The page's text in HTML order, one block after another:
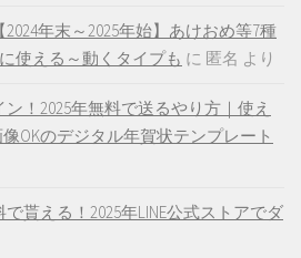
年末～2025年始】あけおめ等7種
使える～動くタイプも に 匿名 より
！2025年無料で送るやり方｜使え
OKのデジタル年賀状テンプレート
貰える！2025年LINE公式ストアでダ